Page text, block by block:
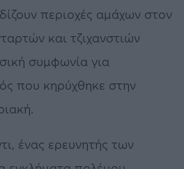
περιοχές αμάχων στον
και τζιχανστιών
συμφωνία για
που κηρύχθηκε στην
ένας ερευνητής των